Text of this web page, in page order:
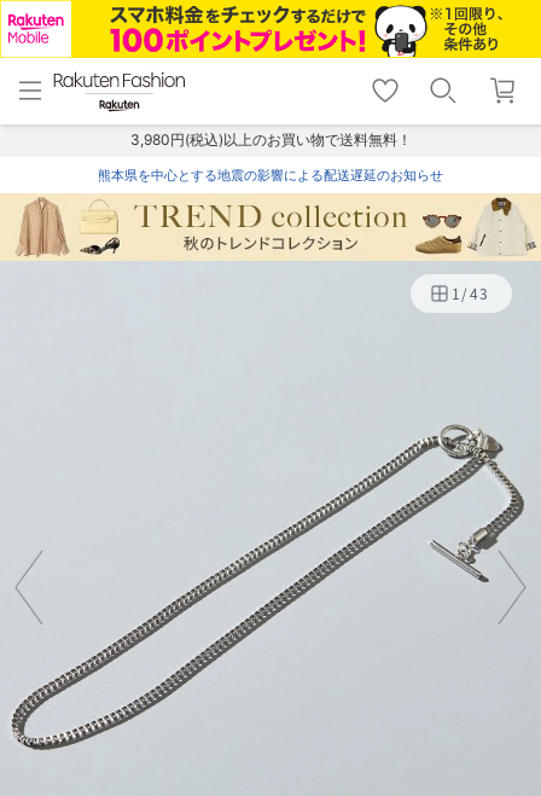
menu home
トップ
shopping_cart lock_outline
ログイン
3,980円(税込)以上のお買い物で送料無料！
熊本県を中心とする地震の影響による配送遅延のお知らせ
1/43